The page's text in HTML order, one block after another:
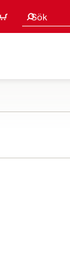
Sök
Sökförslag